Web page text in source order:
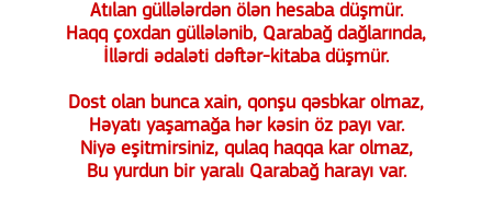
Atılan güllələrdən ölən hesaba düşmür.
Haqq çoxdan güllələnib, Qarabağ dağlarında,
İllərdi ədaləti dəftər-kitaba düşmür.
Dost olan bunca xain, qonşu qəsbkar olmaz,
Həyatı yaşamağa hər kəsin öz payı var.
Niyə eşitmirsiniz, qulaq haqqa kar olmaz,
Bu yurdun bir yaralı Qarabağ harayı var.